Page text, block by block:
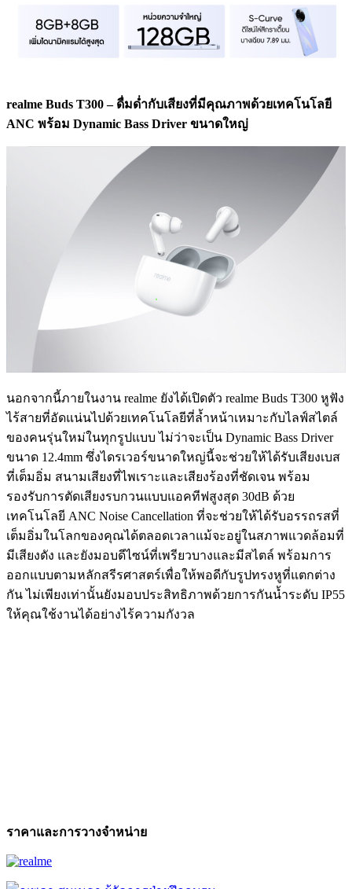
realme Buds T300 – ดื่มด่ำกับเสียงที่มีคุณภาพด้วยเทคโนโลยี
ANC พร้อม Dynamic Bass Driver ขนาดใหญ่
นอกจากนี้ภายในงาน realme ยังได้เปิดตัว realme Buds T300 หูฟัง
ไร้สายที่อัดแน่นไปด้วยเทคโนโลยีที่ล้ำหน้าเหมาะกับไลฟ์สไตล์
ของคนรุ่นใหม่ในทุกรูปแบบ ไม่ว่าจะเป็น Dynamic Bass Driver
ขนาด 12.4mm ซึ่งไดรเวอร์ขนาดใหญ่นี้จะช่วยให้ได้รับเสียงเบส
ที่เต็มอิ่ม สนามเสียงที่ไพเราะและเสียงร้องที่ชัดเจน พร้อม
รองรับการตัดเสียงรบกวนแบบแอคทีฟสูงสุด 30dB ด้วย
เทคโนโลยี ANC Noise Cancellation ที่จะช่วยให้ได้รับอรรถรสที่
เต็มอิ่มในโลกของคุณได้ตลอดเวลาแม้จะอยู่ในสภาพแวดล้อมที่
มีเสียงดัง และยังมอบดีไซน์ที่เพรียวบางและมีสไตล์ พร้อมการ
ออกแบบตามหลักสรีรศาสตร์เพื่อให้พอดีกับรูปทรงหูที่แตกต่าง
กัน ไม่เพียงเท่านั้นยังมอบประสิทธิภาพด้วยการกันน้ำระดับ IP55
ให้คุณใช้งานได้อย่างไร้ความกังวล
ราคาและการวางจำหน่าย